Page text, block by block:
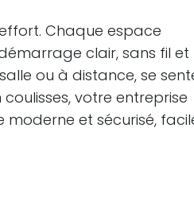
Chaque espace
clair, sans fil et
ou à distance, se
votre entreprise
moderne et sécurisé,